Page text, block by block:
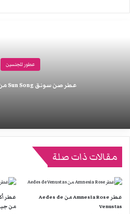
عطور للجنسين
عطر صن سونق Sun Song من لويس فيتون
مقالات ذات صلة
عطر Amnesia Rose من Aedes de
Venustas
عطر
من